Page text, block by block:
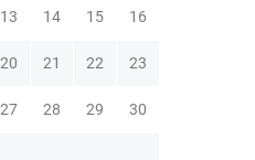
13 14 15 16
20 21 22 23
27 28 29 30